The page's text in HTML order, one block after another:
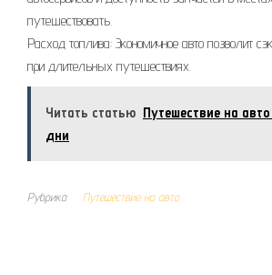
путешествовать.
Расход топлива: Экономичное авто позволит
при длительных путешествиях.
Читать статью Путешествие на
дни
Рубрика Путешествие на авто